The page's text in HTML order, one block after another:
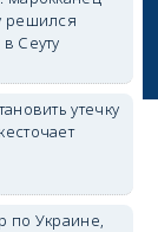
решился
Сеуту
утечку
по Украине,